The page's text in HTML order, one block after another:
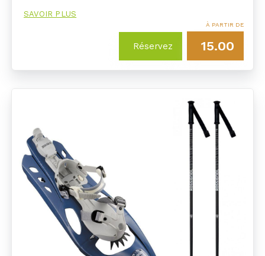
SAVOIR PLUS
Réservez
À PARTIR DE
15.00